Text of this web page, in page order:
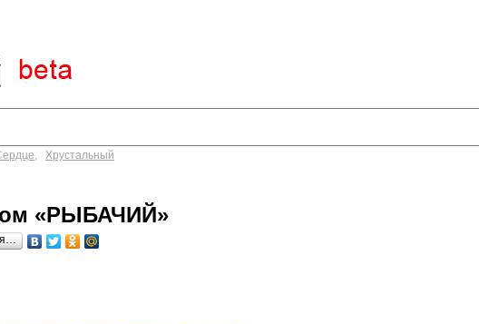
, Хрустальный
«РЫБАЧИЙ»